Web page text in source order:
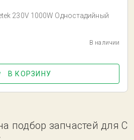
230V 1000W Одностадийный
В наличии
В КОРЗИНУ
подбор запчастей для C